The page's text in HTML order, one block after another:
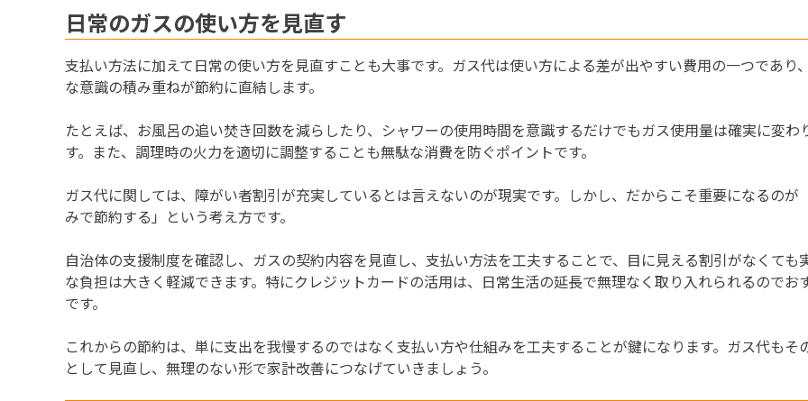
日常のガスの使い方を見直す
支払い方法に加えて日常の使い方を見直すことも大事です。ガス代は使い方による差が出やすい費用の一つであり
な意識の積み重ねが節約に直結します。
たとえば、お風呂の追い焚き回数を減らしたり、シャワーの使用時間を意識するだけでもガス使用量は確実に変わ
す。また、調理時の火力を適切に調整することも無駄な消費を防ぐポイントです。
ガス代に関しては、障がい者割引が充実しているとは言えないのが現実です。しかし、だからこそ重要になるのが
みで節約する」という考え方です。
自治体の支援制度を確認し、ガスの契約内容を見直し、支払い方法を工夫することで、目に見える割引がなくても
な負担は大きく軽減できます。特にクレジットカードの活用は、日常生活の延長で無理なく取り入れられるのでお
です。
これからの節約は、単に支出を我慢するのではなく支払い方や仕組みを工夫することが鍵になります。ガス代もそ
として見直し、無理のない形で家計改善につなげていきましょう。